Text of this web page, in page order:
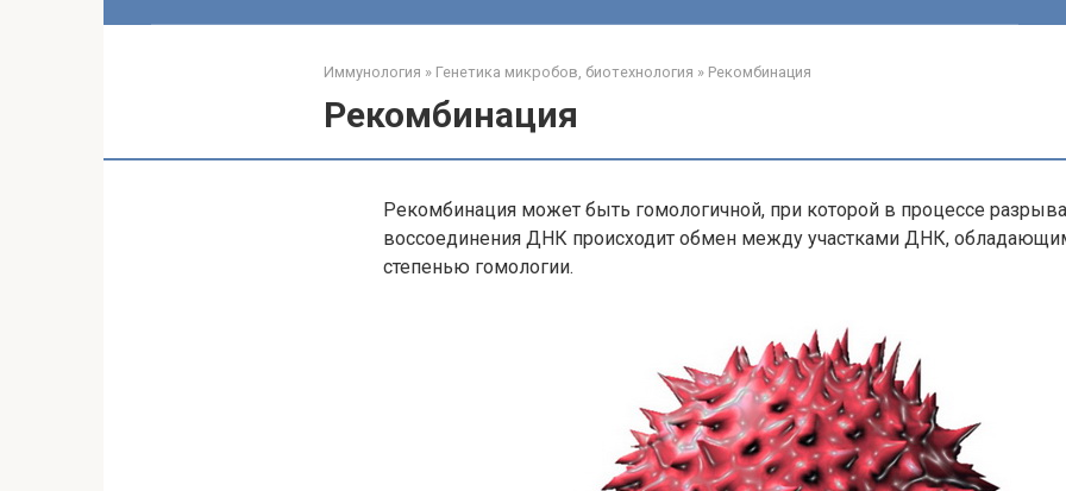
Иммунология » Генетика микробов, биотехнология » Рекомбинация
Рекомбинация
Рекомбинация может быть гомологичной, при которой в процессе
воссоединения ДНК происходит обмен между участками ДНК,
степенью гомологии.